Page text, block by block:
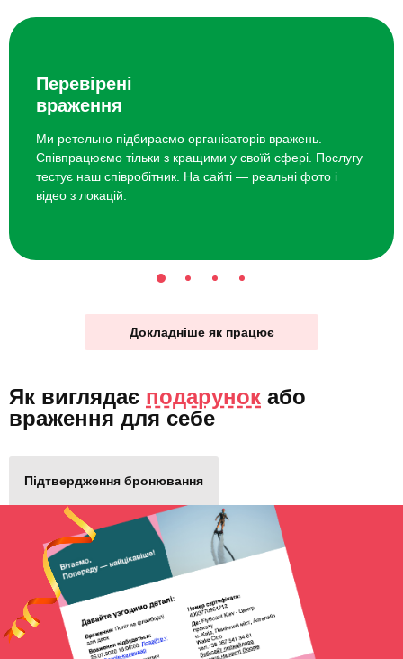
Перевірені
враження
Ми ретельно підбираємо організаторів вражень.
Співпрацюємо тільки з кращими у своїй сфері. Послугу
тестує наш співробітник. На сайті — реальні фото і
відео з локацій.
Докладніше як працює
Як виглядає подарунок або
враження для себе
Підтвердження бронювання